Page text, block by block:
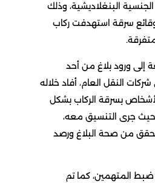
البنغلاديشية، وذلك
وقائع سرقة استهدفت ركاب
إلى ورود بلاغ من أحد
النقل العام، أفاد خلاله
بسرقة الركاب بشكل
حيث جرى التنسيق معه،
من صحة البلاغ ورصد
المتهمين، كما تم